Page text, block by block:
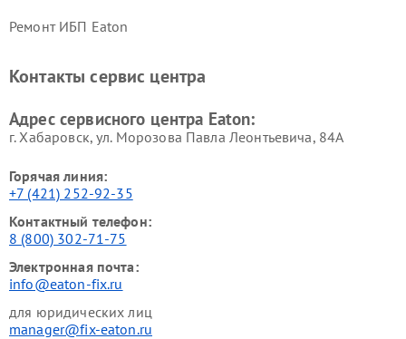
Ремонт ИБП Eaton
Контакты сервис центра
Адрес сервисного центра Eaton:
г. Хабаровск, ул. Морозова Павла Леонтьевича, 84А
Горячая линия:
+7 (421) 252-92-35
Контактный телефон:
8 (800) 302-71-75
Электронная почта:
info@eaton-fix.ru
для юридических лиц
manager@fix-eaton.ru